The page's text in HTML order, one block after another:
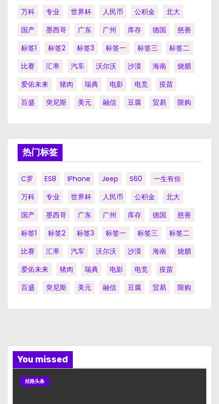
万科 专业 世界杯 人民币 公积金
北大
国产
墨西哥 广东 广州 库存 德国
慈善
标签1
标签2 标签3 标签一 标签三
标签二
比赛
汇率 汽车 沃尔沃 沙漠 海南
烧腊
爱佑未来
猪肉 瑞典 电影 电竞
疫苗
百盛
突尼斯 美元 融信 豆腐 贸易 限购
热门标签
C罗 ES8 IPhone Jeep S60
一生有你
万科
专业 世界杯 人民币 公积金
北大
国产
墨西哥 广东 广州 库存 德国
慈善
标签1
标签2 标签3 标签一 标签三
标签二
比赛
汇率 汽车 沃尔沃 沙漠 海南
烧腊
爱佑未来
猪肉 瑞典 电影 电竞
疫苗
百盛
突尼斯 美元 融信 豆腐 贸易 限购
You missed
丝路头条